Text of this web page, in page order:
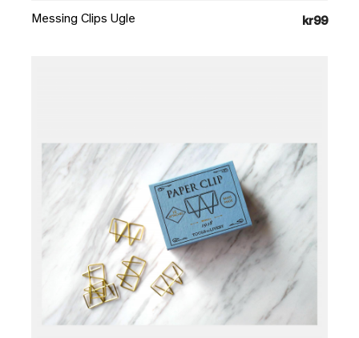
Messing Clips Ugle kr99